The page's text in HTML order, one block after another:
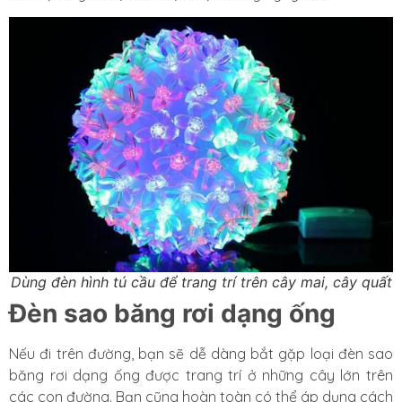
Dùng đèn hình tú cầu để trang trí trên cây mai, cây quất
Đèn sao băng rơi dạng ống
Nếu đi trên đường, bạn sẽ dễ dàng bắt gặp loại đèn sao
băng rơi dạng ống được trang trí ở những cây lớn trên
các con đường. Bạn cũng hoàn toàn có thể áp dụng cách